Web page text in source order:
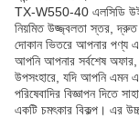
TX-W550-40 এলসিডি
নিয়মিত উজ্জ্বলতা স্তর,
দোকান ভিতরে আপনার পণ্য
আপনি আপনার সর্বশেষ অফার,
উপসংহারে, যদি আপনি এমন
পরিষেবাদির বিজ্ঞাপন
একটি চমৎকার বিকল্প। এর